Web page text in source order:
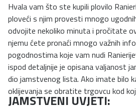
Hvala vam što ste kupili plovilo
ploveći s njim provesti mnogo
odvojite nekoliko minuta i pročitate
njemu ćete pronaći mnogo važnih
pogodnostima koje vam nudi
ispod detaljnije je opisana valjanost
dio jamstvenog lista. Ako imate bilo
oklijevanja se obratite trgovcu kod
JAMSTVENI UVJETI: